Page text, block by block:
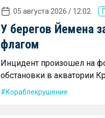
05 августа 2026 / 12:02
У берегов Йемена
флагом
Инцидент произошел на
обстановки в акватории
Кораблекрушение